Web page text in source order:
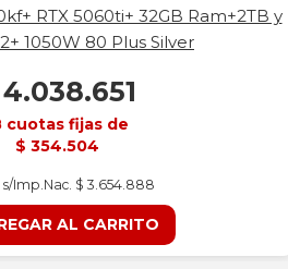
RTX 5060ti+ 32GB Ram+2TB y
1050W 80 Plus Silver
cuotas fijas de
$ 354.504
s/Imp.Nac. $ 3.654.888
AL CARRITO